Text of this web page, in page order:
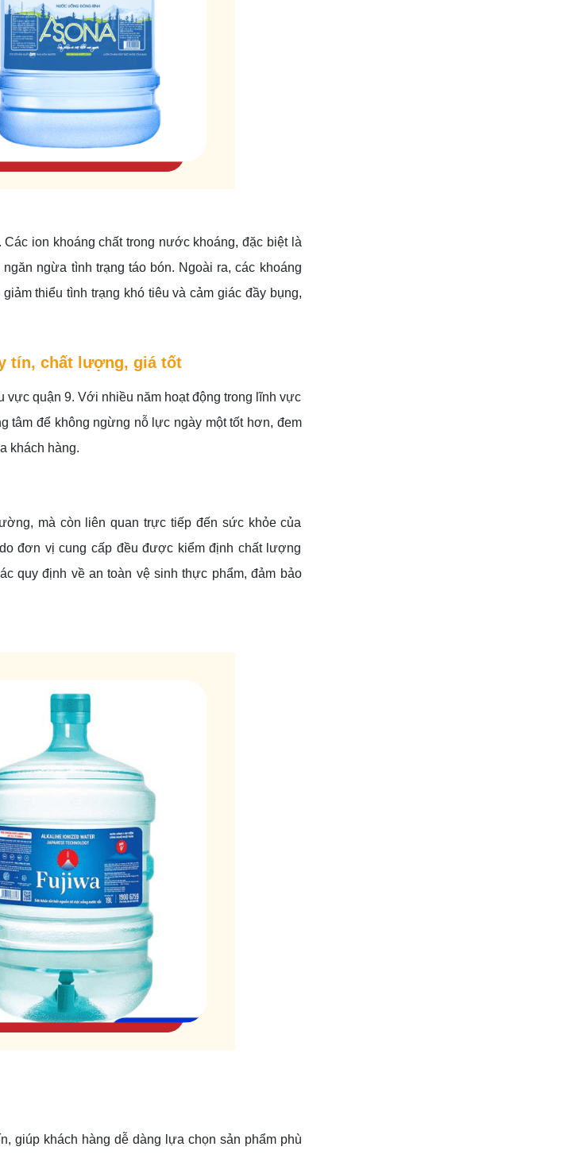
ion khoáng chất trong nước khoáng, đặc biệt là
ngừa tình trạng táo bón. Ngoài ra, các khoáng
thiểu tình trạng khó tiêu và cảm giác đầy bụng,
tín, chất lượng, giá tốt
vực quận 9. Với nhiều năm hoạt động trong lĩnh vực
tâm để không ngừng nỗ lực ngày một tốt hơn, đem
khách hàng.
mà còn liên quan trực tiếp đến sức khỏe của
đơn vị cung cấp đều được kiểm định chất lượng
quy định về an toàn vệ sinh thực phẩm, đảm bảo
giúp khách hàng dễ dàng lựa chọn sản phẩm phù